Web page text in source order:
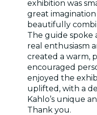
exhibition was
great imagination
beautifully
The guide spoke
real enthusiasm
created a warm,
encouraged
enjoyed the
uplifted, with a
Kahlo’s unique
Thank you.